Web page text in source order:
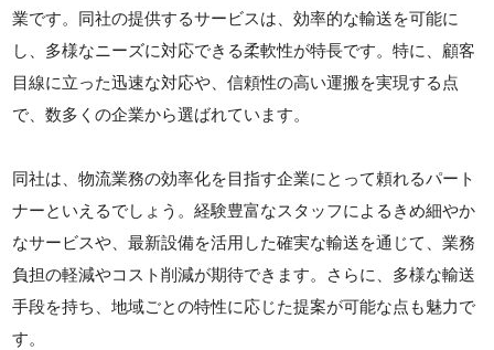
業です。同社の提供するサービスは、効率的な輸送を可能に
し、多様なニーズに対応できる柔軟性が特長です。特に、顧客
目線に立った迅速な対応や、信頼性の高い運搬を実現する点
で、数多くの企業から選ばれています。
同社は、物流業務の効率化を目指す企業にとって頼れるパート
ナーといえるでしょう。経験豊富なスタッフによるきめ細やか
なサービスや、最新設備を活用した確実な輸送を通じて、業務
負担の軽減やコスト削減が期待できます。さらに、多様な輸送
手段を持ち、地域ごとの特性に応じた提案が可能な点も魅力で
す。